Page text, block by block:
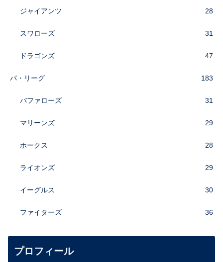
ジャイアンツ 28
スワローズ 31
ドラゴンズ 47
パ・リーグ 183
バファローズ 31
マリーンズ 29
ホークス 28
ライオンズ 29
イーグルス 30
ファイターズ 36
プロフィール